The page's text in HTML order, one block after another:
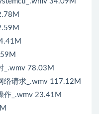
_.wmv 78.03M
络请求_.wmv 117.12M
作_.wmv 23.41M